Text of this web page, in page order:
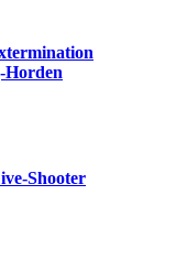
Horden
Shooter